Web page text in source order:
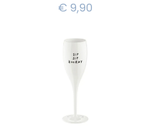
€ 9,90